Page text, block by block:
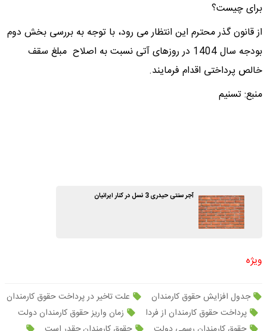
برای چیست؟
از قانون گذر محترم این انتظار می رود، با توجه به بررسی بخش دوم
بودجه سال 1404 در روزهای آتی نسبت به اصلاح مبلغ سقف
خالص پرداختی اقدام فرمایند.
منبع: تسنیم
آجر سنتی حیدری 3 نسل در کنار ایرانیان
ویژه
جدول افزایش حقوق کارمندان
علت تاخیر در پرداخت حقوق کارمندان
پرداخت حقوق کارمندان از فردا
زمان واریز حقوق کارمندان دولت